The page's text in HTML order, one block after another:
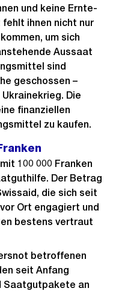
und keine Ernte-
ihnen nicht nur
um sich
Aussaat
sind
geschossen –
Die
finanziellen
zu kaufen.
100 000 Franken
Der Betrag
die sich seit
Ort engagiert und
bestens vertraut
betroffenen
seit Anfang
Saatgutpakete an